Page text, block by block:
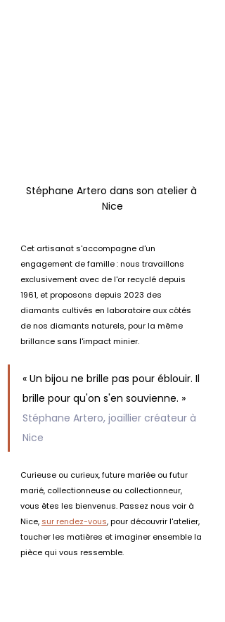
Stéphane Artero dans son atelier à
Nice
Cet artisanat s'accompagne d'un
engagement de famille : nous travaillons
exclusivement avec de l'or recyclé depuis
1961, et proposons depuis 2023 des
diamants cultivés en laboratoire aux côtés
de nos diamants naturels, pour la même
brillance sans l'impact minier.
« Un bijou ne brille pas pour éblouir. Il
brille pour qu'on s'en souvienne. »
Stéphane Artero, joaillier créateur à
Nice
Curieuse ou curieux, future mariée ou futur
marié, collectionneuse ou collectionneur,
vous êtes les bienvenus. Passez nous voir à
Nice, sur rendez-vous, pour découvrir l'atelier,
toucher les matières et imaginer ensemble la
pièce qui vous ressemble.